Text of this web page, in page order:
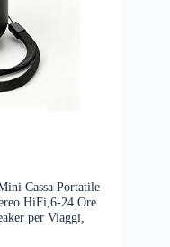
Cassa Portatile
HiFi,6-24 Ore
per Viaggi,